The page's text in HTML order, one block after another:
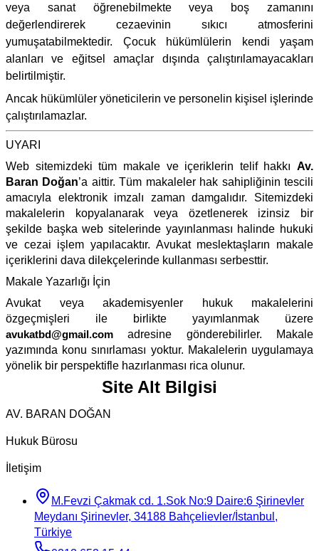
veya sanat öğrenebilmekte veya boş zamanını
değerlendirerek cezaevinin sıkıcı atmosferini
yumuşatabilmektedir. Çocuk hükümlülerin kendi yaşam
alanları ve eğitsel amaçlar dışında çalıştırılamayacakları
belirtilmiştir.
Ancak hükümlüler yöneticilerin ve personelin kişisel işlerinde
çalıştırılamazlar.
UYARI
Web sitemizdeki tüm makale ve içeriklerin telif hakkı Av.
Baran Doğan’a aittir. Tüm makaleler hak sahipliğinin tescili
amacıyla elektronik imzalı zaman damgalıdır. Sitemizdeki
makalelerin kopyalanarak veya özetlenerek izinsiz bir
şekilde başka web sitelerinde yayınlanması halinde hukuki
ve cezai işlem yapılacaktır. Avukat meslektaşların makale
içeriklerini dava dilekçelerinde kullanması serbesttir.
Makale Yazarlığı İçin
Avukat veya akademisyenler hukuk makalelerini
özgeçmişleri ile birlikte yayımlanmak üzere
avukatbd@gmail.com adresine gönderebilirler. Makale
yazımında konu sınırlaması yoktur. Makalelerin uygulamaya
yönelik bir perspektifle hazırlanması rica olunur.
Site Alt Bilgisi
AV. BARAN DOĞAN
Hukuk Bürosu
İletişim
M.Fevzi Çakmak cd. 1.Sok No:9 Daire:6 Şirinevler
Meydanı Şirinevler, 34188 Bahçelievler/İstanbul,
Türkiye